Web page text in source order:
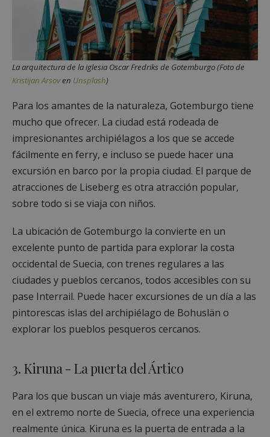
La arquitectura de la iglesia Oscar Fredriks de Gotemburgo (Foto de
Kristijan Arsoven Unsplash)
Para los amantes de la naturaleza, Gotemburgo tiene
mucho que ofrecer. La ciudad está rodeada de
impresionantes archipiélagos a los que se accede
fácilmente en ferry, e incluso se puede hacer una
excursión en barco por la propia ciudad. El parque de
atracciones de Liseberg es otra atracción popular,
sobre todo si se viaja con niños.
La ubicación de Gotemburgo la convierte en un
excelente punto de partida para explorar la costa
occidental de Suecia, con trenes regulares a las
ciudades y pueblos cercanos, todos accesibles con su
pase Interrail. Puede hacer excursiones de un día a las
pintorescas islas del archipiélago de Bohuslän o
explorar los pueblos pesqueros cercanos.
3. Kiruna - La puerta del Ártico
Para los que buscan un viaje más aventurero, Kiruna,
en el extremo norte de Suecia, ofrece una experiencia
realmente única. Kiruna es la puerta de entrada a la